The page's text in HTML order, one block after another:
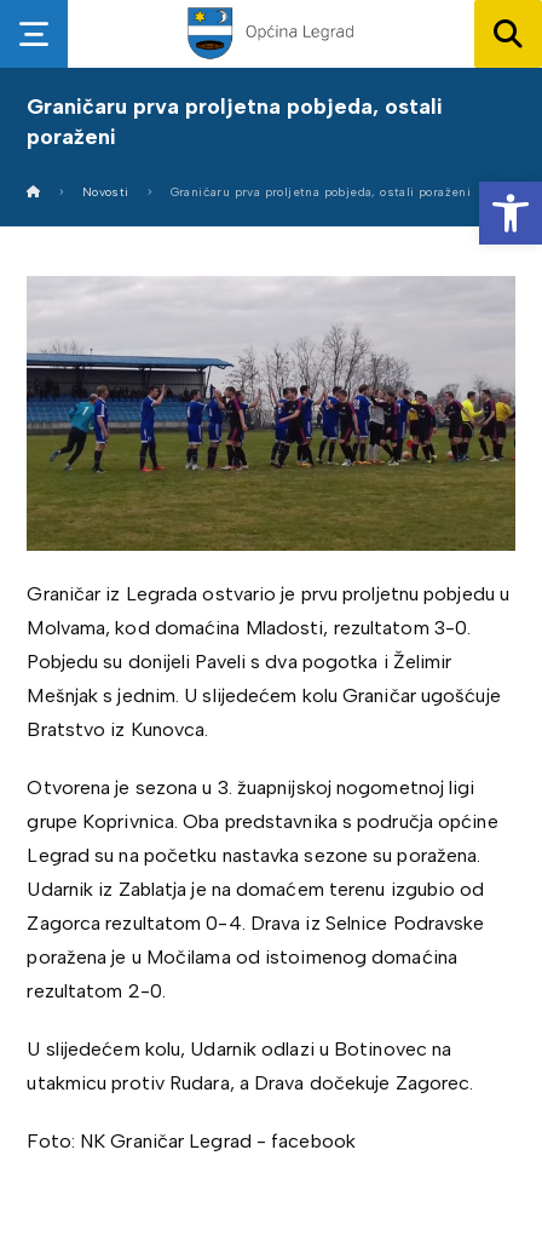
Graničaru prva proljetna pobjeda, ostali
poraženi
Novosti Graničaru prva proljetna pobjeda, ostali poraženi
Graničar iz Legrada ostvario je prvu proljetnu pobjedu u
Molvama, kod domaćina Mladosti, rezultatom 3-0.
Pobjedu su donijeli Paveli s dva pogotka i Želimir
Mešnjak s jednim. U slijedećem kolu Graničar ugošćuje
Bratstvo iz Kunovca.
Otvorena je sezona u 3. žuapnijskoj nogometnoj ligi
grupe Koprivnica. Oba predstavnika s područja općine
Legrad su na početku nastavka sezone su poražena.
Udarnik iz Zablatja je na domaćem terenu izgubio od
Zagorca rezultatom 0-4. Drava iz Selnice Podravske
poražena je u Močilama od istoimenog domaćina
rezultatom 2-0.
U slijedećem kolu, Udarnik odlazi u Botinovec na
utakmicu protiv Rudara, a Drava dočekuje Zagorec.
Foto: NK Graničar Legrad - facebook